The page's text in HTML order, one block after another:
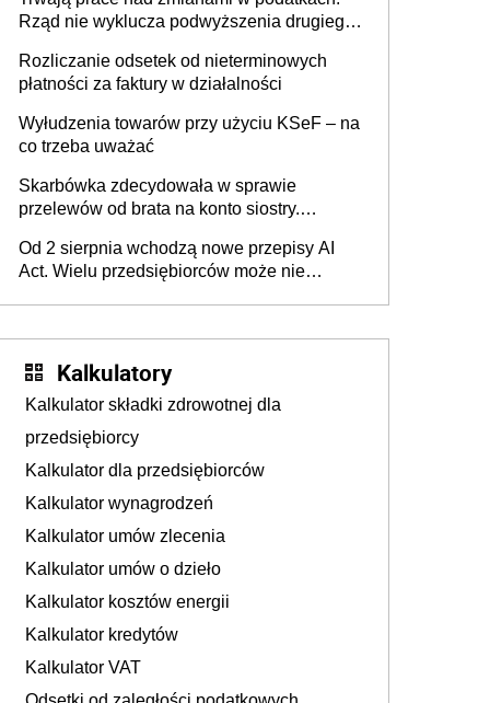
Rząd nie wyklucza podwyższenia drugiego
Rozliczanie odsetek od nieterminowych
płatności za faktury w działalności
Wyłudzenia towarów przy użyciu KSeF – na
co trzeba uważać
Skarbówka zdecydowała w sprawie
przelewów od brata na konto siostry.
darowizna, ale podatku jednak nie będzie
Od 2 sierpnia wchodzą nowe przepisy AI
Act. Wielu przedsiębiorców może nie
Kalkulatory
Kalkulator składki zdrowotnej dla
przedsiębiorcy
Kalkulator dla przedsiębiorców
Kalkulator wynagrodzeń
Kalkulator umów zlecenia
Kalkulator umów o dzieło
Kalkulator kosztów energii
Kalkulator kredytów
Kalkulator VAT